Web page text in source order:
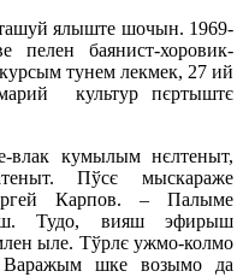
ялыште шочын. 1969-
пелен баянист-хоровик-
тунем лекмек, 27 ий
культур пєртыштє
кумылым нєлтеныт,
Пўсє мыскараже
Карпов. – Палыме
Тудо, вияш эфирыш
ыле. Тўрлє ужмо-колмо
Варажым шке возымо да